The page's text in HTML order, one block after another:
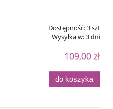
Dostępność:3 szt
Wysyłka w:3 dni
109,00 zł
do koszyka